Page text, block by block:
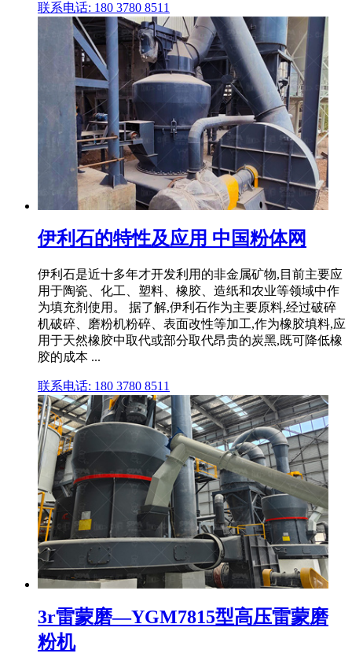
联系电话: 180 3780 8511
伊利石的特性及应用 中国粉体网
伊利石是近十多年才开发利用的非金属矿物,目前主要应
用于陶瓷、化工、塑料、橡胶、造纸和农业等领域中作
为填充剂使用。 据了解,伊利石作为主要原料,经过破碎
机破碎、磨粉机粉碎、表面改性等加工,作为橡胶填料,应
用于天然橡胶中取代或部分取代昂贵的炭黑,既可降低橡
胶的成本 ...
联系电话: 180 3780 8511
3r雷蒙磨—YGM7815型高压雷蒙磨
粉机